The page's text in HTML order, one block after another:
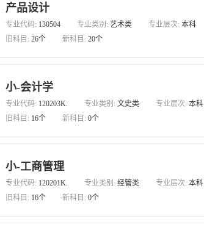
产品设计
专业代码: 130504 专业类别: 艺术类 专业层次: 本科
旧科目: 26个 新科目: 20个
小-会计学
专业代码: 120203K. 专业类别: 文史类 专业层次: 本科
旧科目: 16个 新科目: 0个
小-工商管理
专业代码: 120201K. 专业类别: 经管类 专业层次: 本科
旧科目: 16个 新科目: 0个